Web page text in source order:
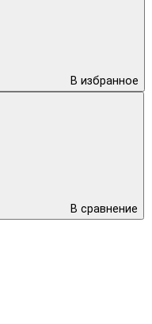
В избранное
В сравнение